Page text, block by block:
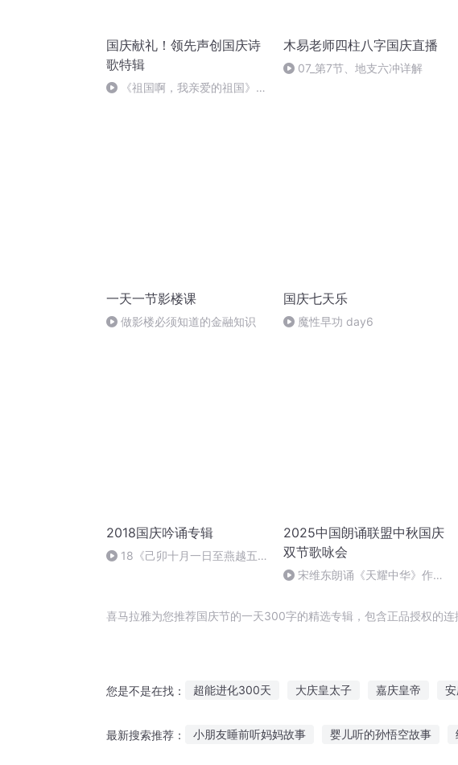
国庆献礼！领先声创国庆诗
歌特辑
《祖国啊，我亲爱的祖国》温
木易老师四柱八字国庆直播
07_第7节、地支六冲详解
一天一节影楼课
做影楼必须知道的金融知识
国庆七天乐
魔性早功 day6
2018国庆吟诵专辑
18《己卯十月一日至燕越五
2025中国朗诵联盟中秋国庆
双节歌咏会
宋维东朗诵《天耀中华》作
喜马拉雅为您推荐国庆节的一天300字的精选专辑，包含正品授权的
您是不是在找： 超能进化300天 大庆皇太子 嘉庆皇帝
最新搜索推荐： 小朋友睡前听妈妈故事 婴儿听的孙悟空故事